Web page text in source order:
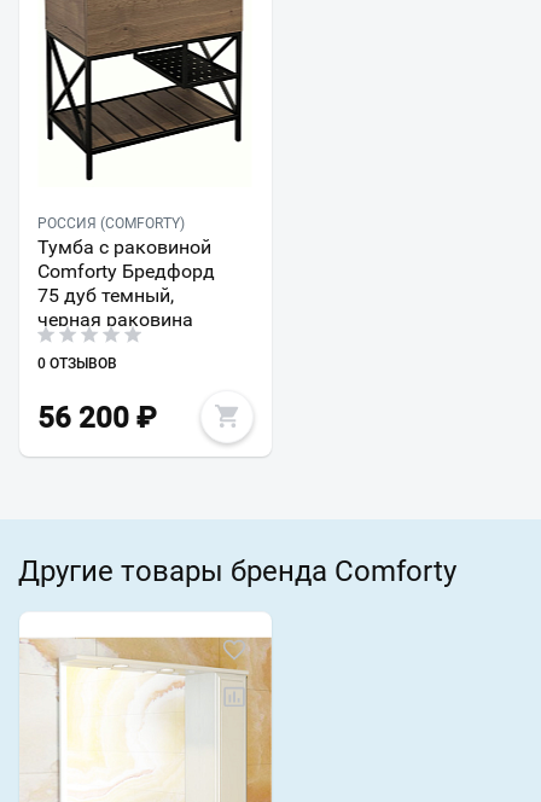
РОССИЯ (COMFORTY)
Тумба с раковиной
Comforty Бредфорд
75 дуб темный,
черная раковина
0 ОТЗЫВОВ
56 200 ₽
Другие товары бренда Comforty